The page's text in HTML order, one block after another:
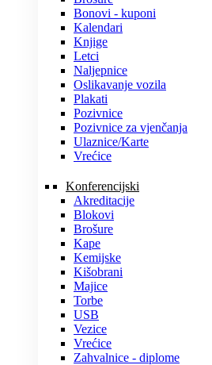
Bonovi - kuponi
Kalendari
Knjige
Letci
Naljepnice
Oslikavanje vozila
Plakati
Pozivnice
Pozivnice za vjenčanja
Ulaznice/Karte
Vrećice
Konferencijski
Akreditacije
Blokovi
Brošure
Kape
Kemijske
Kišobrani
Majice
Torbe
USB
Vezice
Vrećice
Zahvalnice - diplome